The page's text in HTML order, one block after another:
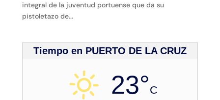
integral de la juventud portuense que da su
pistoletazo de...
Tiempo en PUERTO DE LA CRUZ
23°C